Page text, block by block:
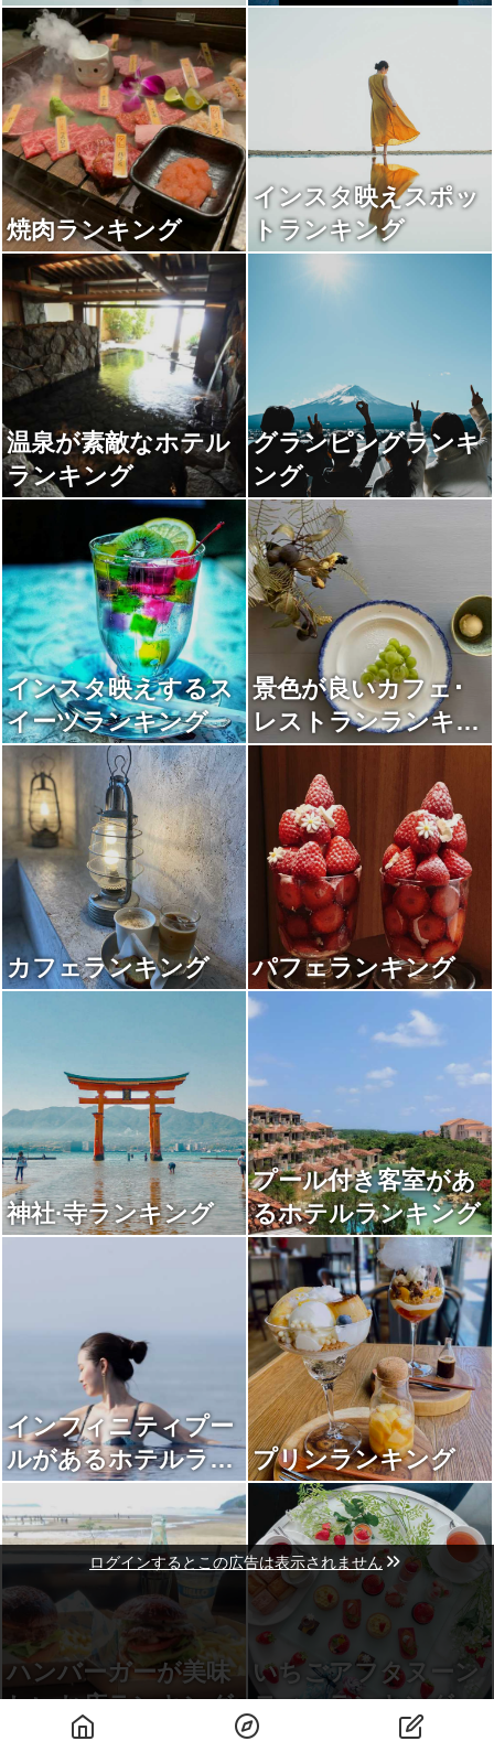
焼肉ランキング
インスタ映えスポッ
トランキング
温泉が素敵なホテル
ランキング
グランピングランキ
ング
インスタ映えするス
イーツランキング
景色が良いカフェ･
レストランランキン
カフェランキング パフェランキング
神社·寺ランキング
プール付き客室があ
るホテルランキング
インフィニティプー
ルがあるホテルラン
プリンランキング
ハンバーガーが美味
しいお店ランキング
いちごアフタヌーン
ティーランキング
ログインするとこの広告は表示されません